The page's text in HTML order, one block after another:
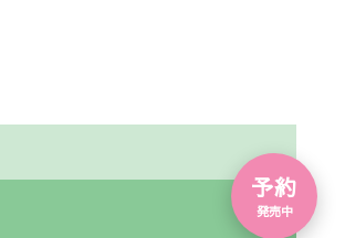
予約
発売中